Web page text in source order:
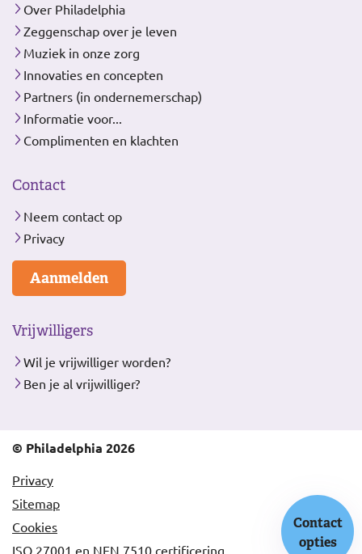
Contact
opties
Over Philadelphia
Zeggenschap over je leven
Muziek in onze zorg
Innovaties en concepten
Partners (in ondernemerschap)
Informatie voor...
Complimenten en klachten
Contact
Neem contact op
Privacy
Aanmelden
Vrijwilligers
Wil je vrijwilliger worden?
Ben je al vrijwilliger?
© Philadelphia 2026
Privacy
Sitemap
Cookies
ISO 27001 en NEN 7510 certificering